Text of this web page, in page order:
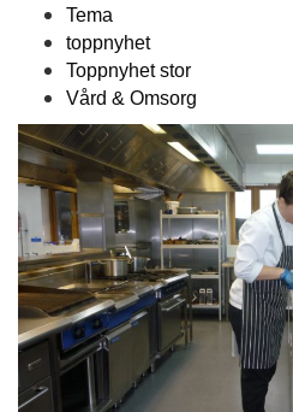
Tema
toppnyhet
Toppnyhet stor
Vård & Omsorg